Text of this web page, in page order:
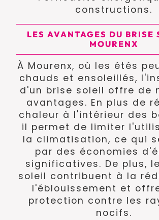
constructions.
LES AVANTAGES DU BRISE
MOURENX
À Mourenx, où les étés
chauds et ensoleillés,
d'un brise soleil offre de
avantages. En plus de
chaleur à l'intérieur des
il permet de limiter
la climatisation, ce qui
par des économies
significatives. De plus,
soleil contribuent à la
l'éblouissement et
protection contre les
nocifs.